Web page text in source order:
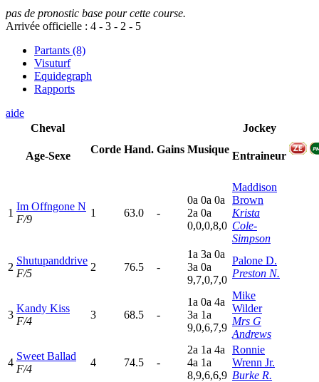
pas de pronostic base pour cette course.
Arrivée officielle : 4 - 3 - 2 - 5
Partants (8)
Visuturf
Equidegraph
Rapports
aide
Cheval
Age-Sexe
Corde Hand. Gains Musique
Jockey
Entraineur
1
Im Offngone N
F/9
1 63.0 -
0a 0a 0a
2a 0a
0,0,0,8,0
Maddison
Brown
Krista
Cole-
Simpson
2
Shutupanddrive
F/5
2 76.5 -
1a 3a 0a
3a 0a
9,7,0,7,0
Palone D.
Preston N.
3
Kandy Kiss
F/4
3 68.5 -
1a 0a 4a
3a 1a
9,0,6,7,9
Mike
Wilder
Mrs G
Andrews
4
Sweet Ballad
F/4
4 74.5 -
2a 1a 4a
4a 1a
8,9,6,6,9
Ronnie
Wrenn Jr.
Burke R.